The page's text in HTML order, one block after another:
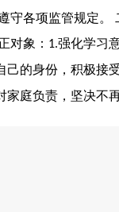
守各项监管规定
对象： 1.强化学习
己的身份，积极接
家庭负责，坚决不